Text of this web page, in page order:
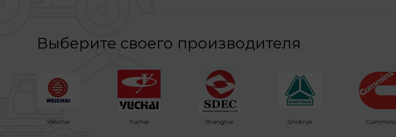
Выберите своего производителя
Weichai Yuchai Shanghai Sinotruk Cummins